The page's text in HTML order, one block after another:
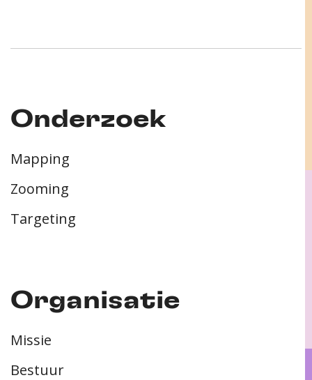
Onderzoek
Mapping
Zooming
Targeting
Organisatie
Missie
Bestuur